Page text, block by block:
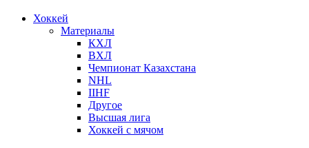
Хоккей
Материалы
КХЛ
ВХЛ
Чемпионат Казахстана
NHL
IIHF
Другое
Высшая лига
Хоккей с мячом